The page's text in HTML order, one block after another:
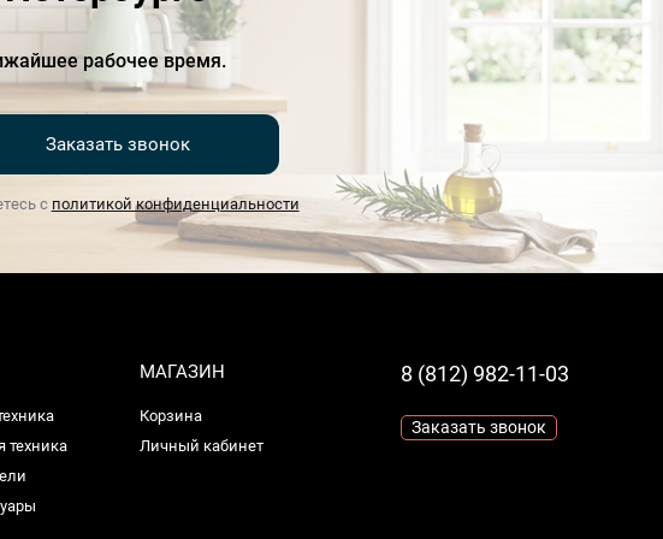
рабочее время.
Заказать звонок
с политикой конфиденциальности
техника
МАГАЗИН
Корзина
Личный кабинет
8 (812) 982-11-03
Заказать звонок